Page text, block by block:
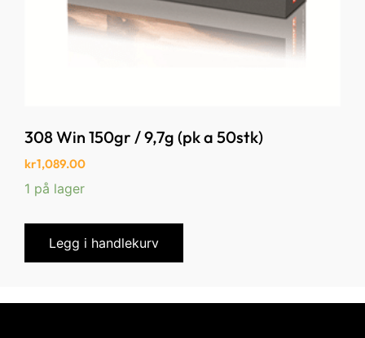
308 Win 150gr / 9,7g (pk a 50stk)
kr1,089.00
1 på lager
Legg i handlekurv